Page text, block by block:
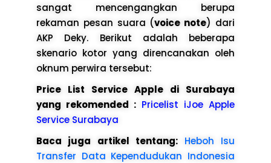
sangat mencengangkan berupa
rekaman pesan suara (voice note) dari
AKP Deky. Berikut adalah beberapa
skenario kotor yang direncanakan oleh
oknum perwira tersebut:
Price List Service Apple di Surabaya
yang rekomended : Pricelist iJoe Apple
Service Surabaya
Baca juga artikel tentang: Heboh Isu
Transfer Data Kependudukan Indonesia